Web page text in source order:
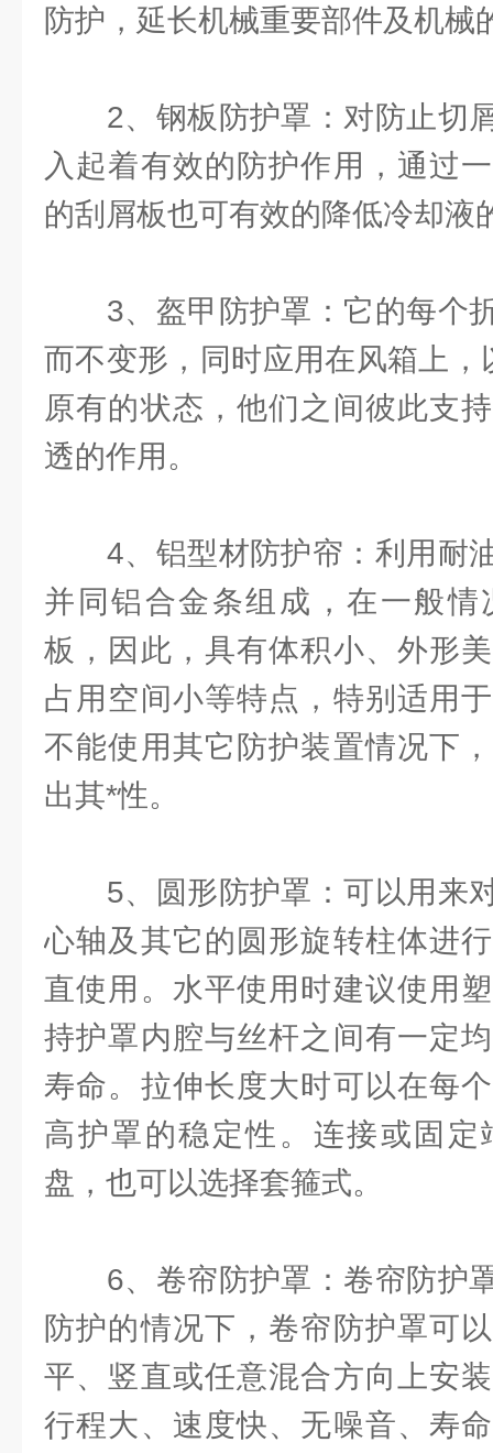
防护，延长机械重要部件及机械
2、钢板防护罩：对防止切
入起着有效的防护作用，通过
的刮屑板也可有效的降低冷却液
3、盔甲防护罩：它的每个
而不变形，同时应用在风箱上
原有的状态，他们之间彼此支
透的作用。
4、铝型材防护帘：利用耐
并同铝合金条组成，在一般
板，因此，具有体积小、外形
占用空间小等特点，特别适用
不能使用其它防护装置情况下
出其*性。
5、圆形防护罩：可以用来
心轴及其它的圆形旋转柱体进
直使用。水平使用时建议使用
持护罩内腔与丝杆之间有一定
寿命。拉伸长度大时可以在每
高护罩的稳定性。连接或固
盘，也可以选择套箍式。
6、卷帘防护罩：卷帘防护
防护的情况下，卷帘防护罩可
平、竖直或任意混合方向上安
行程大、速度快、无噪音、寿